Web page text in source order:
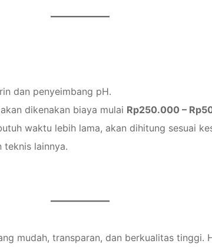
dan penyeimbang pH.
dikenakan biaya mulai Rp250.000 –
waktu lebih lama, akan dihitung sesuai
teknis lainnya.
mudah, transparan, dan berkualitas tinggi.